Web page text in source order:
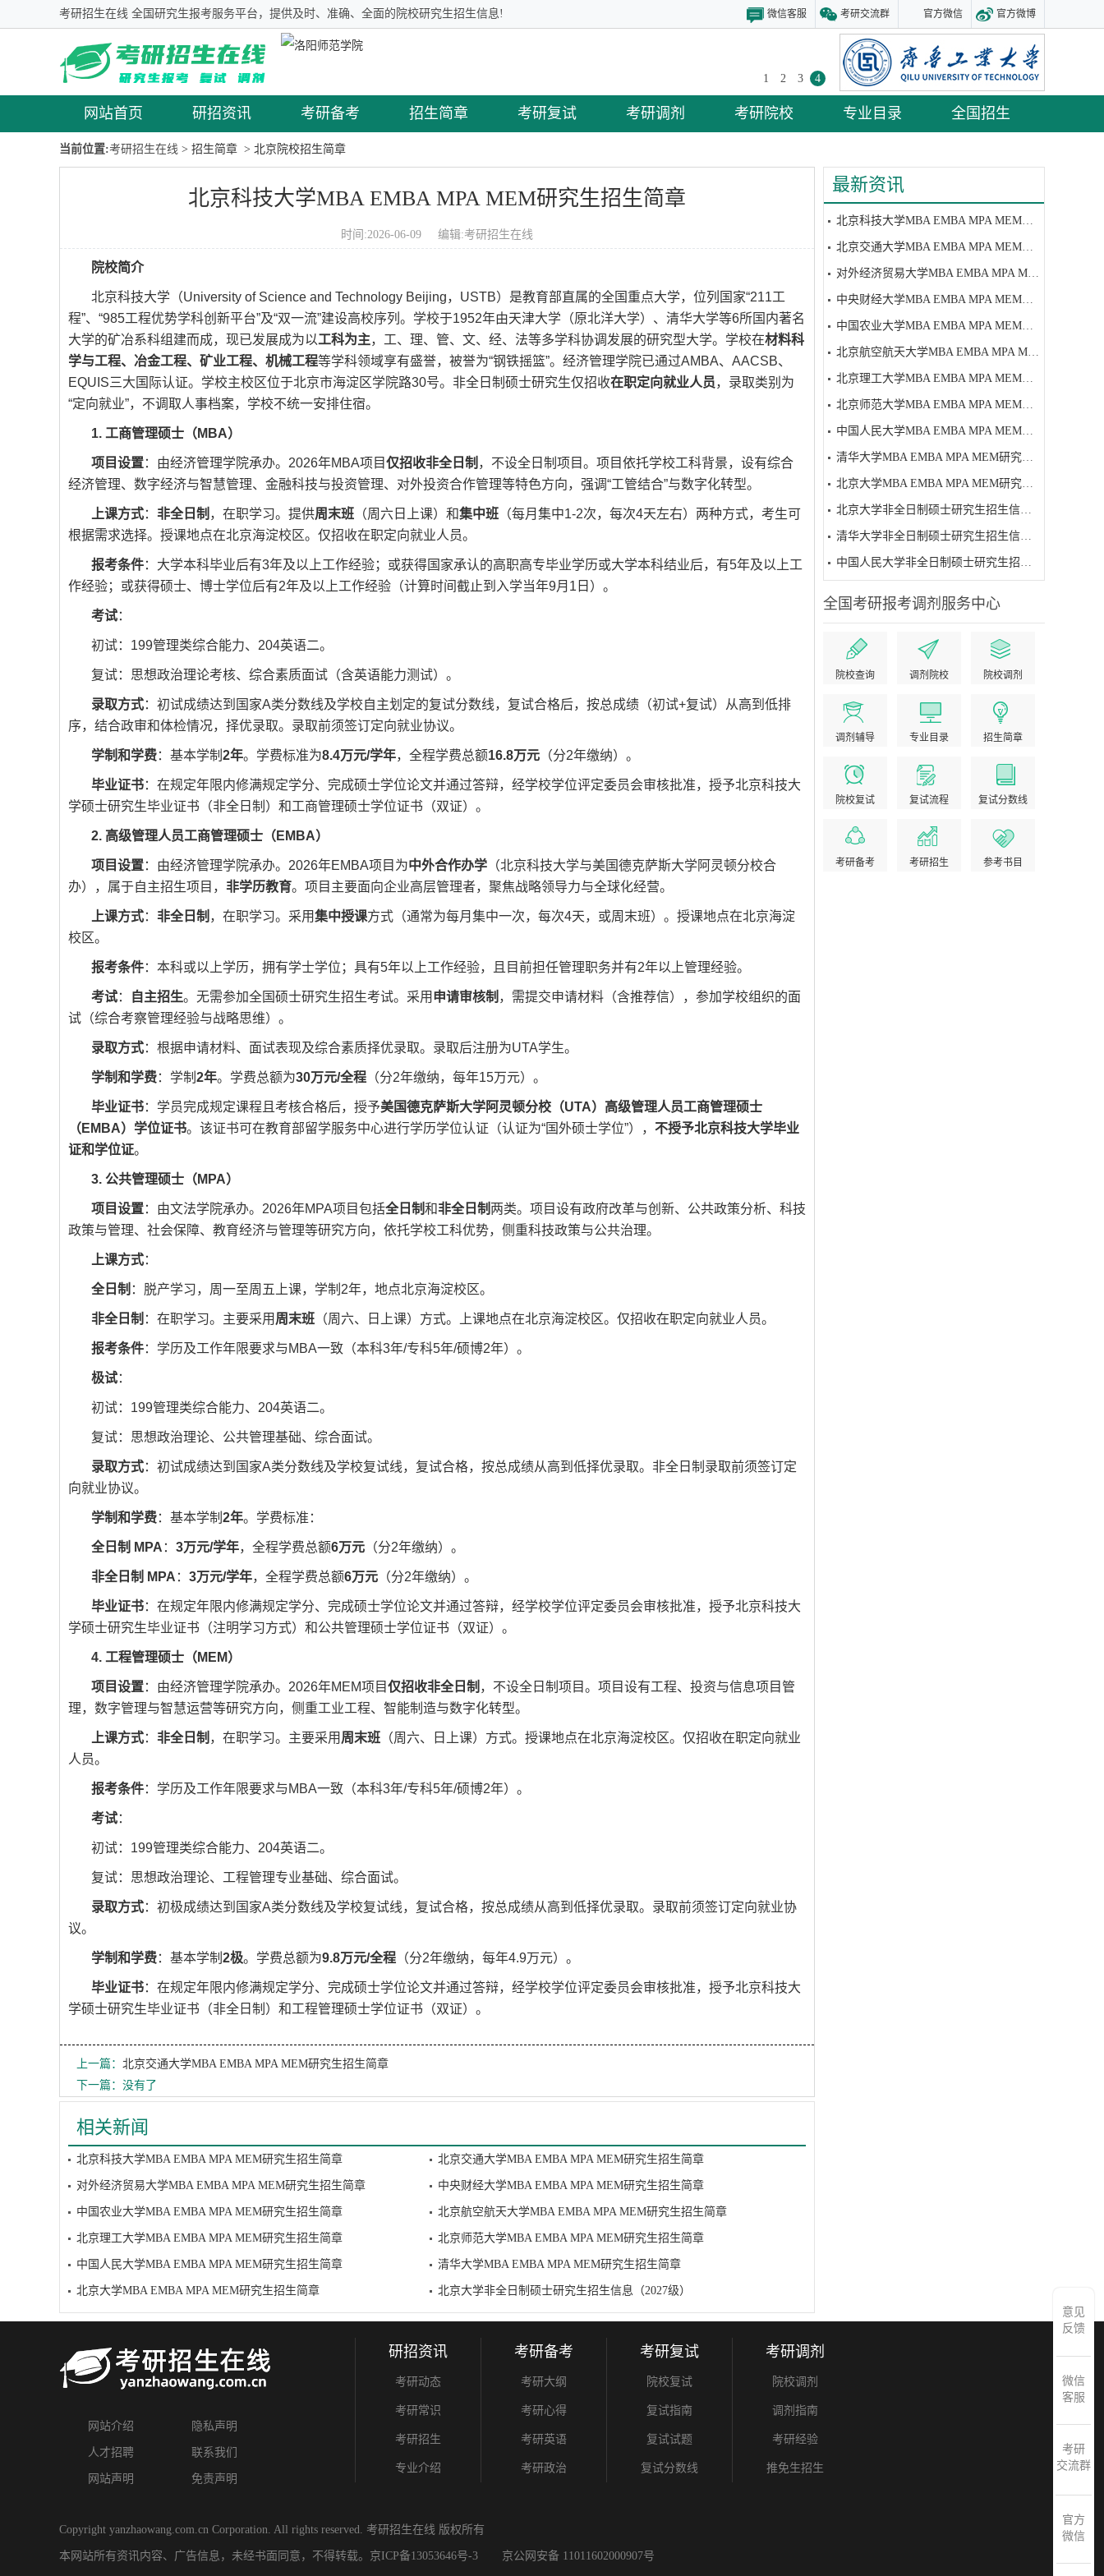
考研招生在线 全国研究生报考服务平台，提供及时、准确、全面的院校研究生招生信息! 官方微博
官方微信
考研交流群
微信客服
1 2 3 4
网站首页 研招资讯 考研备考 招生简章 考研复试 考研调剂 考研院校 专业目录 全国招生
当前位置:考研招生在线 > 招生简章 > 北京院校招生简章
最新资讯
北京科技大学MBA EMBA MPA MEM研究生招生简章
北京交通大学MBA EMBA MPA MEM研究生招生简章
对外经济贸易大学MBA EMBA MPA MEM研究生招生简章
中央财经大学MBA EMBA MPA MEM研究生招生简章
中国农业大学MBA EMBA MPA MEM研究生招生简章
北京航空航天大学MBA EMBA MPA MEM研究生招生简章
北京理工大学MBA EMBA MPA MEM研究生招生简章
北京师范大学MBA EMBA MPA MEM研究生招生简章
中国人民大学MBA EMBA MPA MEM研究生招生简章
清华大学MBA EMBA MPA MEM研究生招生简章
北京大学MBA EMBA MPA MEM研究生招生简章
北京大学非全日制硕士研究生招生信息（2027级）
清华大学非全日制硕士研究生招生信息（2027级）
中国人民大学非全日制硕士研究生招生信息（2027级）
全国考研报考调剂服务中心
院校查询 调剂院校 院校调剂
调剂辅导 专业目录 招生简章
院校复试 复试流程 复试分数线
考研备考 考研招生 参考书目
北京科技大学MBA EMBA MPA MEM研究生招生简章
时间:2026-06-09 编辑:考研招生在线
院校简介
北京科技大学（University of Science and Technology Beijing，USTB）是教育部直属的全国重点大学，位列国家“211工
程”、“985工程优势学科创新平台”及“双一流”建设高校序列。学校于1952年由天津大学（原北洋大学）、清华大学等6所国内著名
大学的矿冶系科组建而成，现已发展成为以工科为主，工、理、管、文、经、法等多学科协调发展的研究型大学。学校在材料科
学与工程、冶金工程、矿业工程、机械工程等学科领域享有盛誉，被誉为“钢铁摇篮”。经济管理学院已通过AMBA、AACSB、
EQUIS三大国际认证。学校主校区位于北京市海淀区学院路30号。非全日制硕士研究生仅招收在职定向就业人员，录取类别为
“定向就业”，不调取人事档案，学校不统一安排住宿。
1. 工商管理硕士（MBA）
项目设置：由经济管理学院承办。2026年MBA项目仅招收非全日制 ，不设全日制项目。项目依托学校工科背景，设有综合
经济管理、数字经济与智慧管理、金融科技与投资管理、对外投资合作管理等特色方向，强调“工管结合”与数字化转型。
上课方式： 非全日制 ，在职学习。提供周末班 （周六日上课）和集中班 （每月集中1-2次，每次4天左右）两种方式，考生可
根据需求选择。授课地点在北京海淀校区。仅招收在职定向就业人员。
报考条件：大学本科毕业后有3年及以上工作经验；或获得国家承认的高职高专毕业学历或大学本科结业后，有5年及以上工
作经验；或获得硕士、博士学位后有2年及以上工作经验（计算时间截止到入学当年9月1日）。
考试：
初试：199管理类综合能力、204英语二。
复试：思想政治理论考核、综合素质面试（含英语能力测试）。
录取方式：初试成绩达到国家A类分数线及学校自主划定的复试分数线，复试合格后，按总成绩（初试+复试）从高到低排
序，结合政审和体检情况，择优录取。录取前须签订定向就业协议。
学制和学费：基本学制 2年。学费标准为8.4万元/学年，全程学费总额16.8万元 （分2年缴纳）。
毕业证书：在规定年限内修满规定学分、完成硕士学位论文并通过答辩，经学校学位评定委员会审核批准，授予北京科技大
学硕士研究生毕业证书（非全日制）和工商管理硕士学位证书（双证）。
2. 高级管理人员工商管理硕士（EMBA）
项目设置：由经济管理学院承办。2026年EMBA项目为中外合作办学 （北京科技大学与美国德克萨斯大学阿灵顿分校合
办），属于自主招生项目， 非学历教育。项目主要面向企业高层管理者，聚焦战略领导力与全球化经营。
上课方式： 非全日制 ，在职学习。采用集中授课方式（通常为每月集中一次，每次4天，或周末班）。授课地点在北京海淀
校区。
报考条件：本科或以上学历，拥有学士学位；具有5年以上工作经验，且目前担任管理职务并有2年以上管理经验。
考试： 自主招生。无需参加全国硕士研究生招生考试。采用 申请审核制 ，需提交申请材料（含推荐信），参加学校组织的面
试（综合考察管理经验与战略思维）。
录取方式：根据申请材料、面试表现及综合素质择优录取。录取后注册为UTA学生。
学制和学费：学制 2年。学费总额为30万元/全程 （分2年缴纳，每年15万元）。
毕业证书：学员完成规定课程且考核合格后，授予美国德克萨斯大学阿灵顿分校（UTA）高级管理人员工商管理硕士
（EMBA）学位证书。该证书可在教育部留学服务中心进行学历学位认证（认证为“国外硕士学位”）， 不授予北京科技大学毕业
证和学位证。
3. 公共管理硕士（MPA）
项目设置：由文法学院承办。2026年MPA项目包括全日制和非全日制 两类。项目设有政府改革与创新、公共政策分析、科技
政策与管理、社会保障、教育经济与管理等研究方向，依托学校工科优势，侧重科技政策与公共治理。
上课方式：
全日制 ：脱产学习，周一至周五上课，学制2年，地点北京海淀校区。
非全日制 ：在职学习。主要采用 周末班 （周六、日上课）方式。上课地点在北京海淀校区。仅招收在职定向就业人员。
报考条件：学历及工作年限要求与MBA一致（本科3年/专科5年/硕博2年）。
极试：
初试：199管理类综合能力、204英语二。
复试：思想政治理论、公共管理基础、综合面试。
录取方式：初试成绩达到国家A类分数线及学校复试线，复试合格，按总成绩从高到低择优录取。非全日制录取前须签订定
向就业协议。
学制和学费：基本学制 2年。学费标准：
全日制 MPA ： 3万元/学年，全程学费总额6万元 （分2年缴纳）。
非全日制 MPA ： 3万元/学年，全程学费总额6万元 （分2年缴纳）。
毕业证书：在规定年限内修满规定学分、完成硕士学位论文并通过答辩，经学校学位评定委员会审核批准，授予北京科技大
学硕士研究生毕业证书（注明学习方式）和公共管理硕士学位证书（双证）。
4. 工程管理硕士（MEM）
项目设置：由经济管理学院承办。2026年MEM项目仅招收非全日制 ，不设全日制项目。项目设有工程、投资与信息项目管
理，数字管理与智慧运营等研究方向，侧重工业工程、智能制造与数字化转型。
上课方式： 非全日制 ，在职学习。主要采用 周末班 （周六、日上课）方式。授课地点在北京海淀校区。仅招收在职定向就业
人员。
报考条件：学历及工作年限要求与MBA一致（本科3年/专科5年/硕博2年）。
考试：
初试：199管理类综合能力、204英语二。
复试：思想政治理论、工程管理专业基础、综合面试。
录取方式：初极成绩达到国家A类分数线及学校复试线，复试合格，按总成绩从高到低择优录取。录取前须签订定向就业协
议。
学制和学费：基本学制 2极。学费总额为9.8万元/全程 （分2年缴纳，每年4.9万元）。
毕业证书：在规定年限内修满规定学分、完成硕士学位论文并通过答辩，经学校学位评定委员会审核批准，授予北京科技大
学硕士研究生毕业证书（非全日制）和工程管理硕士学位证书（双证）。
上一篇： 北京交通大学MBA EMBA MPA MEM研究生招生简章
下一篇：没有了
相关新闻
北京科技大学MBA EMBA MPA MEM研究生招生简章 北京交通大学MBA EMBA MPA MEM研究生招生简章
对外经济贸易大学MBA EMBA MPA MEM研究生招生简章 中央财经大学MBA EMBA MPA MEM研究生招生简章
中国农业大学MBA EMBA MPA MEM研究生招生简章 北京航空航天大学MBA EMBA MPA MEM研究生招生简章
北京理工大学MBA EMBA MPA MEM研究生招生简章 北京师范大学MBA EMBA MPA MEM研究生招生简章
中国人民大学MBA EMBA MPA MEM研究生招生简章 清华大学MBA EMBA MPA MEM研究生招生简章
北京大学MBA EMBA MPA MEM研究生招生简章 北京大学非全日制硕士研究生招生信息（2027级）
网站介绍 隐私声明
人才招聘 联系我们
网站声明 免责声明
研招资讯
考研动态
考研常识
考研招生
专业介绍
考研备考
考研大纲
考研心得
考研英语
考研政治
考研复试
院校复试
复试指南
复试试题
复试分数线
考研调剂
院校调剂
调剂指南
考研经验
推免生招生
Copyright yanzhaowang.com.cn Corporation. All rights reserved. 考研招生在线 版权所有
本网站所有资讯内容、广告信息，未经书面同意，不得转载。 京ICP备13053646号-3 京公网安备 11011602000907号
意见
反馈
微信
客服
考研
交流群
官方
微信